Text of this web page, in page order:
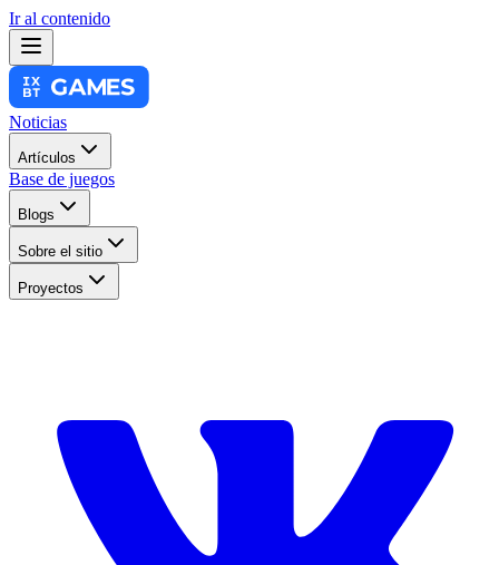
Ir al contenido
Noticias
Artículos
Base de juegos
Blogs
Sobre el sitio
Proyectos